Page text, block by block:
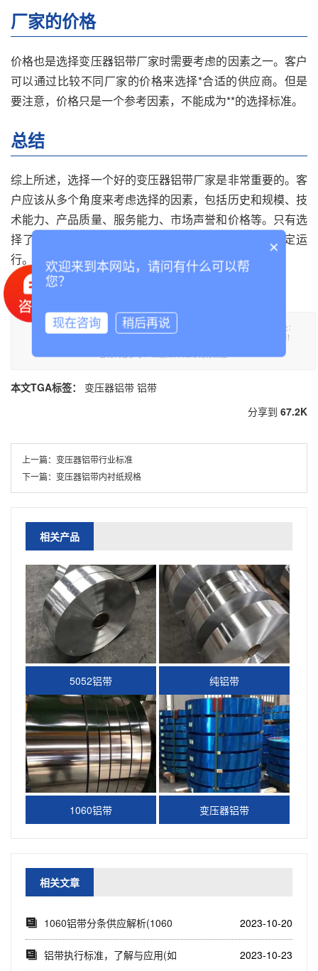
厂家的价格
价格也是选择变压器铝带厂家时需要考虑的因素之一。客户
可以通过比较不同厂家的价格来选择*合适的供应商。但是
要注意，价格只是一个参考因素，不能成为**的选择标准。
总结
综上所述，选择一个好的变压器铝带厂家是非常重要的。客
户应该从多个角度来考虑选择的因素，包括历史和规模、技
术能力、产品质量、服务能力、市场声誉和价格等。只有选
择了一个*****的厂家，才能够保证变压器的质量和稳定运
行。
本文标题《变压器铝带厂家选择的几个方面》,**于泰诚铝业官网。转载请注明出处：
https://www.tclvban.com//lvdainews/226.html，需要变压器铝带,铝带可联系我们！
部分内容参考：百度百科 知网 万方数据
本文TGA标签： 变压器铝带 铝带
分享到 67.2K
上一篇： 变压器铝带行业标准
下一篇： 变压器铝带内衬纸规格
相关产品
5052铝带 纯铝带
1060铝带 变压器铝带
相关文章
1060铝带分条供应解析(1060
铝带分条...
2023-10-20
铝带执行标准，了解与应用(如
2023-10-23
×
欢迎来到本网站，请问有什么可以帮
您？
现在咨询 稍后再说